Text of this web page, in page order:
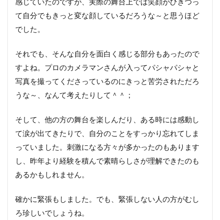
て自分でもきっと変な顔しているだろうな～と思うほど
でした。
それでも、そんな自分を面白く感じる部分もあったので
すよね。プロのカメラマンさんが入ってパシャパシャと
写真を撮ってくださっているのにきっと苦労されただろ
うな～、なんて考えたりして＾＾；
そして、他の方の舞台を楽しんだり、ある時には感動し
て涙が出てきたりで、自分のことをすっかり忘れてしま
っていました。刺激になる方々が多かったのもあります
し、昨年より経験を積んで素晴らしさが理解できたのも
あるかもしれません。
確かに緊張もしました。でも、緊張しない人の方がむし
ろ珍しいでしょうね。